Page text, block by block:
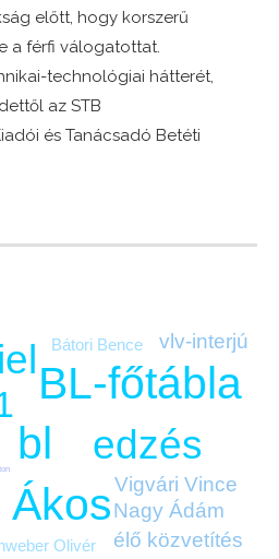
előtt, hogy korszerű
a férfi válogatottat.
technológiai hátterét,
az STB
és Tanácsadó Betéti
bl
BL-főtábla
Ákos
edzés
Nagy Ádám
Vigvári Vince
vlv-interjú
élő közvetítés
Bátori Bence
Olivér